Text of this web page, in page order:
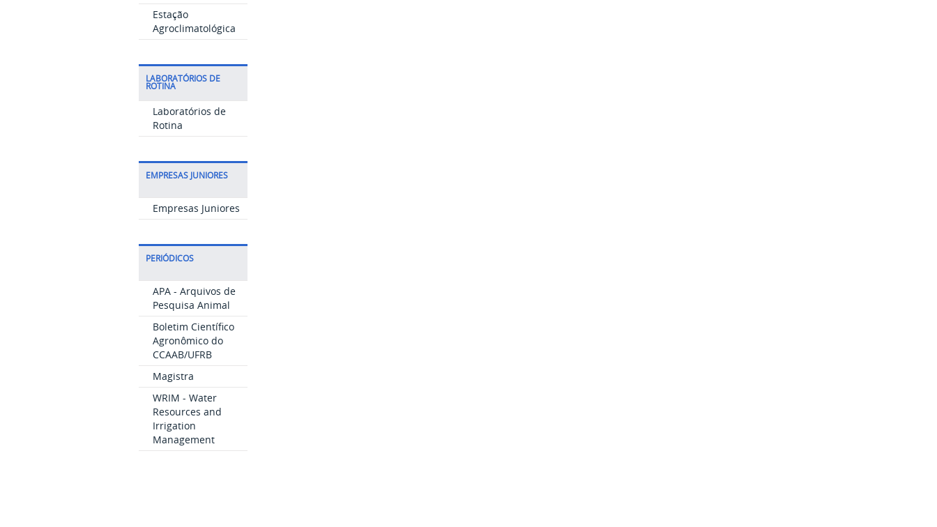
Estação
Agroclimatológica
LABORATÓRIOS DE
ROTINA
Laboratórios de
Rotina
EMPRESAS JUNIORES
Empresas Juniores
PERIÓDICOS
APA - Arquivos de
Pesquisa Animal
Boletim Científico
Agronômico do
CCAAB/UFRB
Magistra
WRIM - Water
Resources and
Irrigation
Management